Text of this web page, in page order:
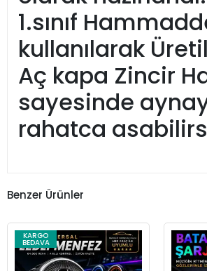
1.sınıf
kullanılarak
Aç kapa Zincir
sayesinde
rahatca
Benzer Ürünler
KARGO
BEDAVA